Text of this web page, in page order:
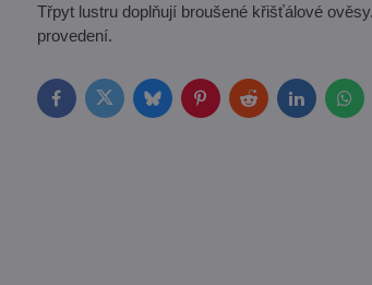
Třpyt lustru doplňují broušené křišťálové
provedení.
FacebookTwitterBlueskyPinterestRedditLinkedIn